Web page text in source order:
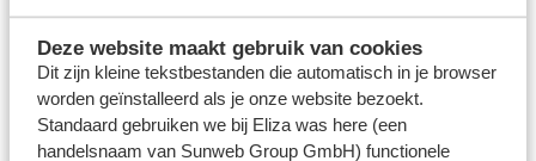
Deze website maakt gebruik van cookies
Dit zijn kleine tekstbestanden die automatisch in je browser
worden geïnstalleerd als je onze website bezoekt.
Standaard gebruiken we bij Eliza was here (een
handelsnaam van Sunweb Group GmbH) functionele
Vragen over hetzelfde onderwerp
Hoe kan ik contact opnemen met Eliza was here?